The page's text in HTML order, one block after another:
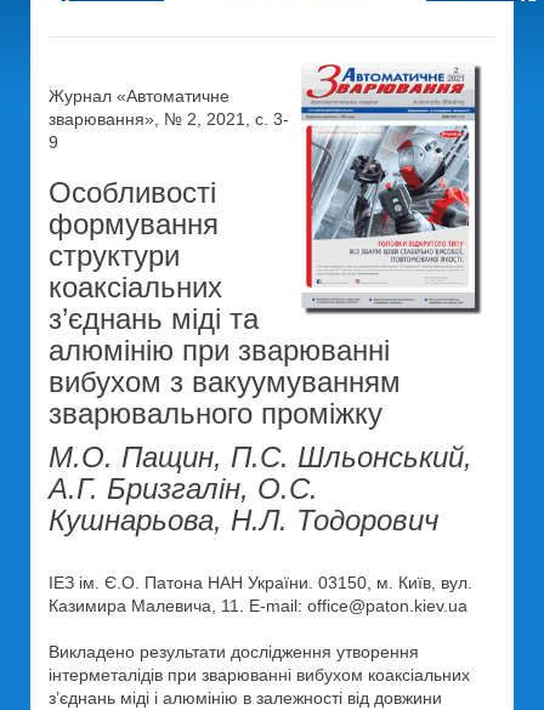
Журнал «Автоматичне
зварювання», № 2, 2021, с. 3-
9
Особливості
формування
структури
коаксіальних
з’єднань міді та
алюмінію при зварюванні
вибухом з вакуумуванням
зварювального проміжку
М.О. Пащин, П.С. Шльонський,
А.Г. Бризгалін, О.С.
Кушнарьова, Н.Л. Тодорович
ІЕЗ ім. Є.О. Патона НАН України. 03150, м. Київ, вул.
Казимира Малевича, 11. E-mail: office@paton.kiev.ua
Викладено результати дослідження утворення
інтерметалідів при зварюванні вибухом коаксіальних
з’єднань міді і алюмінію в залежності від довжини